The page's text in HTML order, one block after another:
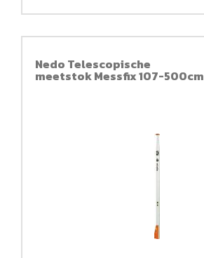
Nedo Telescopische
meetstok Messfix 107-500cm